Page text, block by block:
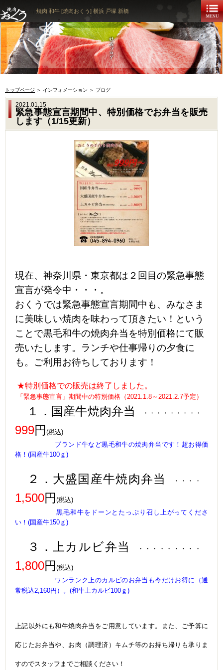
焼肉 和牛 [焼肉おくう] 横浜 戸塚 新橋
トップページ ＞ インフォメーション ＞ ブログ
2021.01.15
緊急事態宣言期間中、特別価格でお弁当を販売
します（1/15更新）
現在、神奈川県・東京都は２回目の緊急事態
宣言が発令中・・・。
おくうでは緊急事態宣言期間中も、みなさま
に美味しい焼肉を味わって頂きたい！という
ことで黒毛和牛の焼肉弁当を特別価格にて販
売いたします。ランチや仕事帰りの夕食に
も。ご利用お待ちしております！
★特別価格での販売は終了しました。
「緊急事態宣言」期間中の特別価格（2021.1.8～2021.2.7予定）
１．国産牛焼肉弁当 ・・・・・・・・・
999円 (税込)
ブランド牛など黒毛和牛の焼肉弁当です！超お得価
格！ (国産牛100ｇ)
２．大盛国産牛焼肉弁当 ・・・・
1,500円 (税込)
黒毛和牛をドーンとたっぷり召し上がってくださ
い！ (国産牛150ｇ)
３．上カルビ弁当 ・・・・・・・・・
1,800円 (税込)
ワンランク上のカルビのお弁当も今だけお得に（通
常税込2,160円）。 (和牛上カルビ100ｇ)
上記以外にも和牛焼肉弁当をご用意しています。また、ご予算に
応じたお弁当や、お肉（調理済）キムチ等のお持ち帰りも承りま
すのでスタッフまでご相談ください！